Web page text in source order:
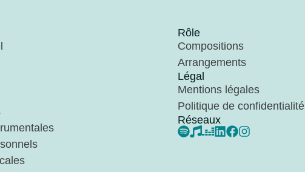
Rôle
Compositions
Arrangements
Légal
Mentions légales
Politique de confidentialité
Réseaux